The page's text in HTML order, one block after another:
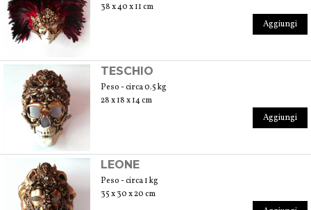
38 x 40 x 11 cm
Aggiungi
TESCHIO
Peso - circa 0.5 kg
28 x 18 x 14 cm
Aggiungi
LEONE
Peso - circa 1 kg
35 x 30 x 20 cm